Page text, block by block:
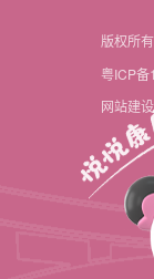
版权所
粤ICP
网站建